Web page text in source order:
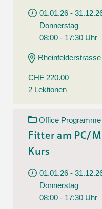
01.01.26 -
Donnerstag
08:00 - 17:30 Uhr
CHF 220.00
2 Lektionen
Office
Fitter am PC/
Kurs
01.01.26 -
Donnerstag
08:00 - 17:30 Uhr